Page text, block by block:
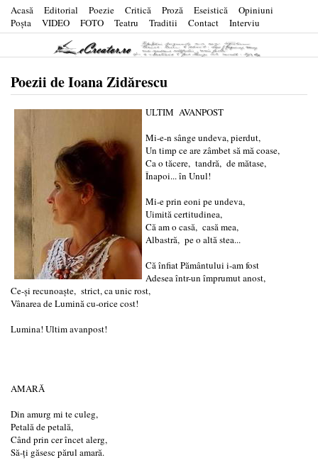
Acasă Editorial Poezie Critică Proză Eseistică
Opiniuni
Poşta
VIDEO FOTO Teatru Traditii Contact Interviu
Poezii de Ioana Zidărescu
ULTIM AVANPOST
Mi-e-n sânge undeva, pierdut,
Un timp ce are zâmbet să mă coase,
Ca o tăcere, tandră, de mătase,
Înapoi... în Unul!
Mi-e prin eoni pe undeva,
Uimită certitudinea,
Că am o casă, casă mea,
Albastră, pe o altă stea...
Că înfiat Pământului i-am fost
Adesea într-un împrumut anost,
Ce-și recunoaște, strict, ca unic rost,
Vânarea de Lumină cu-orice cost!
Lumina! Ultim avanpost!
AMARĂ
Din amurg mi te culeg,
Petală de petală,
Când prin cer încet alerg,
Să-ți găsesc părul amară.